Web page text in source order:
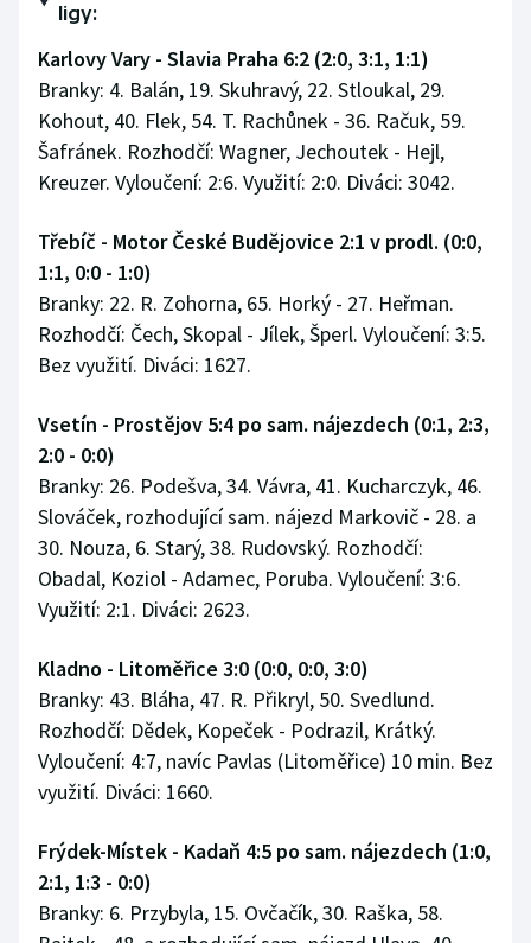
Stolní tenis
Triatlon
Veslování
Vodní slalom
Volejbal
Ostatní
ligy:
Karlovy Vary - Slavia Praha 6:2 (2:0, 3:1, 1:1)
Branky: 4. Balán, 19. Skuhravý, 22. Stloukal, 29.
Kohout, 40. Flek, 54. T. Rachůnek - 36. Račuk, 59.
Šafránek. Rozhodčí: Wagner, Jechoutek - Hejl,
Kreuzer. Vyloučení: 2:6. Využití: 2:0. Diváci: 3042.
Třebíč - Motor České Budějovice 2:1 v prodl. (0:0,
1:1, 0:0 - 1:0)
Branky: 22. R. Zohorna, 65. Horký - 27. Heřman.
Rozhodčí: Čech, Skopal - Jílek, Šperl. Vyloučení: 3:5.
Bez využití. Diváci: 1627.
Vsetín - Prostějov 5:4 po sam. nájezdech (0:1, 2:3,
2:0 - 0:0)
Branky: 26. Podešva, 34. Vávra, 41. Kucharczyk, 46.
Slováček, rozhodující sam. nájezd Markovič - 28. a
30. Nouza, 6. Starý, 38. Rudovský. Rozhodčí:
Obadal, Koziol - Adamec, Poruba. Vyloučení: 3:6.
Využití: 2:1. Diváci: 2623.
Kladno - Litoměřice 3:0 (0:0, 0:0, 3:0)
Branky: 43. Bláha, 47. R. Přikryl, 50. Svedlund.
Rozhodčí: Dědek, Kopeček - Podrazil, Krátký.
Vyloučení: 4:7, navíc Pavlas (Litoměřice) 10 min. Bez
využití. Diváci: 1660.
Frýdek-Místek - Kadaň 4:5 po sam. nájezdech (1:0,
2:1, 1:3 - 0:0)
Branky: 6. Przybyla, 15. Ovčačík, 30. Raška, 58.